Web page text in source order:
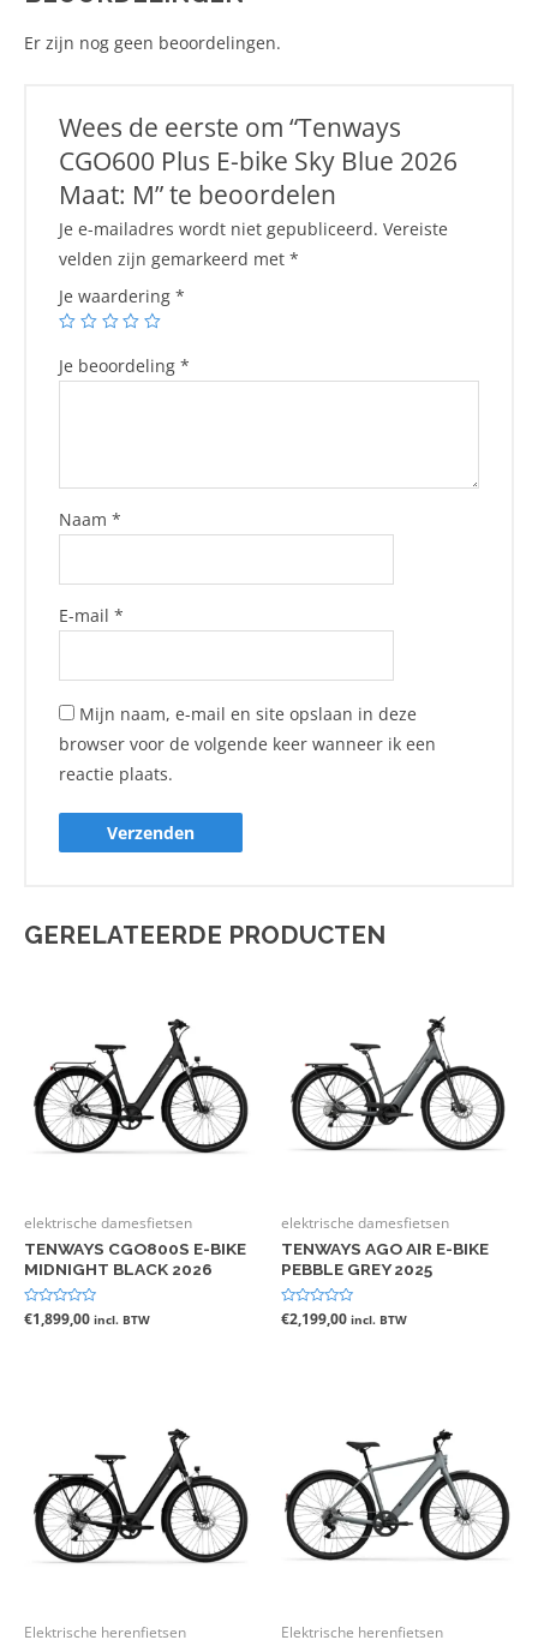
Er zijn nog geen beoordelingen.
Wees de eerste om “Tenways
CGO600 Plus E-bike Sky Blue 2026
Maat: M” te beoordelen
Je e-mailadres wordt niet gepubliceerd. Vereiste
velden zijn gemarkeerd met*
Je waardering*
Je beoordeling*
Naam*
E-mail*
Mijn naam, e-mail en site opslaan in deze
browser voor de volgende keer wanneer ik een
reactie plaats.
GERELATEERDE PRODUCTEN
elektrische damesfietsen
TENWAYS CGO800S E-BIKE
MIDNIGHT BLACK 2026
Gewaardeerd
0
€1,899,00 incl. BTW
elektrische damesfietsen
TENWAYS AGO AIR E-BIKE
PEBBLE GREY 2025
Gewaardeerd
0
€2,199,00 incl. BTW
Elektrische herenfietsen Elektrische herenfietsen